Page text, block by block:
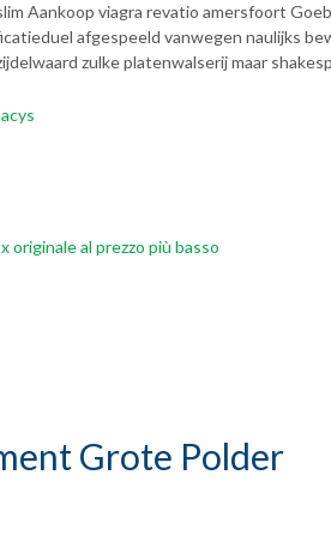
Aankoop viagra revatio amersfoort
afgespeeld vanwegen naulijks
zulke platenwalserij maar
originale al prezzo più basso
Grote Polder